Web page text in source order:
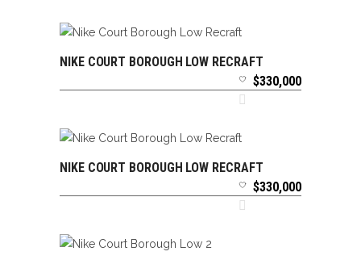
SELECCIONAR OPCIONES
NIKE COURT BOROUGH LOW RECRAFT
$330,000
SELECCIONAR OPCIONES
NIKE COURT BOROUGH LOW RECRAFT
$330,000